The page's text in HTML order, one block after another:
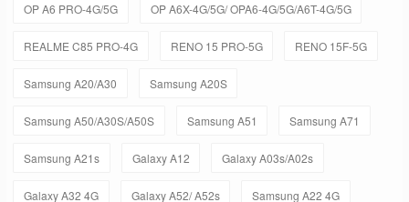
OP A6 PRO-4G/5G OP A6X-4G/5G/ OPA6-4G/5G/A6T-4G/5G
REALME C85 PRO-4G RENO 15 PRO-5G RENO 15F-5G
Samsung A20/A30 Samsung A20S
Samsung A50/A30S/A50S Samsung A51 Samsung A71
Samsung A21s Galaxy A12 Galaxy A03s/A02s
Galaxy A32 4G Galaxy A52/ A52s Samsung A22 4G